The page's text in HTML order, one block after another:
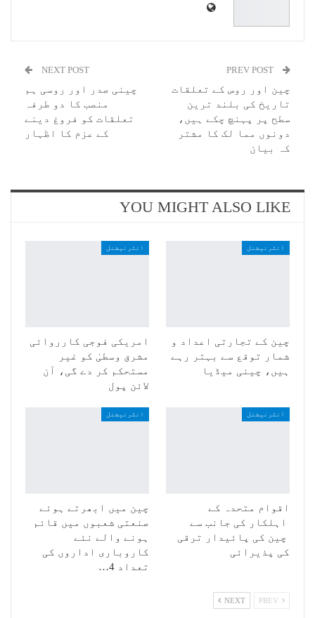
چین اور روس کے تعلقات
تاریخ کی بلند ترین
سطح پر پہنچ چکے ہیں،
دونوں مما لک کا مشتر
کہ بیان
NEXT POST
چینی صدر اور روسی ہم
منصب کا دو طرفہ
تعلقات کو فروغ دینے
کے عزم کا اظہار
YOU MIGHT ALSO LIKE
انٹرنیشنل
چین کے تجارتی اعداد و
شمار توقع سے بہتر رہے
ہیں، چینی میڈیا
انٹرنیشنل
امریکی فوجی کارروائی
مشرق وسطیٰ کو غیر
مستحکم کر دے گی، آن
لائن پول
انٹرنیشنل
اقوام متحدہ کے
اہلکار کی جانب سے
چین کی پائیدار ترقی
کی پذیرائی
انٹرنیشنل
چین میں ابھرتے ہوئے
صنعتی شعبوں میں قائم
ہونے والے نئے
کاروباری اداروں کی
تعداد 4…
NEXT